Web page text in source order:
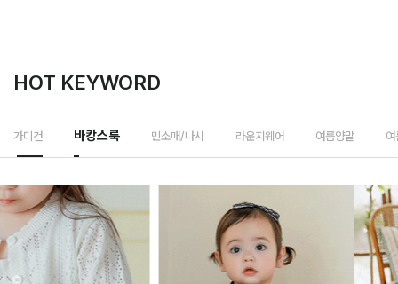
HOT KEYWORD
가디건 바캉스룩 민소매/나시 라운지웨어 여름양말